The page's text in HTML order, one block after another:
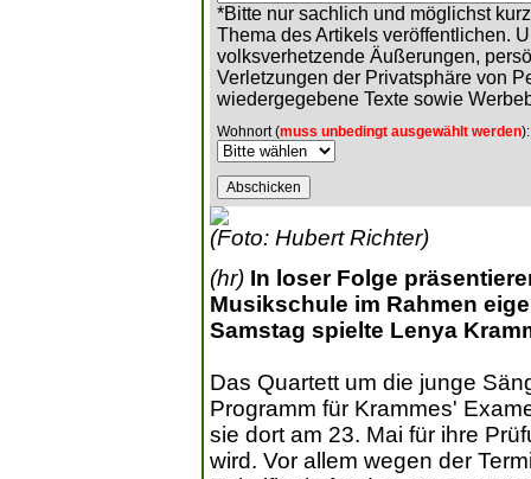
*Bitte nur sachlich und möglichst
Thema des Artikels veröffentlichen.
volksverhetzende Äußerungen,
Verletzungen der Privatsphäre von
wiedergegebene Texte sowie
Wohnort (muss unbedingt ausgewählt werden):
(Foto: Hubert Richter)
(hr) In loser Folge
Musikschule im Rahmen
Samstag spielte Lenya
Das Quartett um die junge
Programm für Krammes'
sie dort am 23. Mai für ihre
wird. Vor allem wegen der